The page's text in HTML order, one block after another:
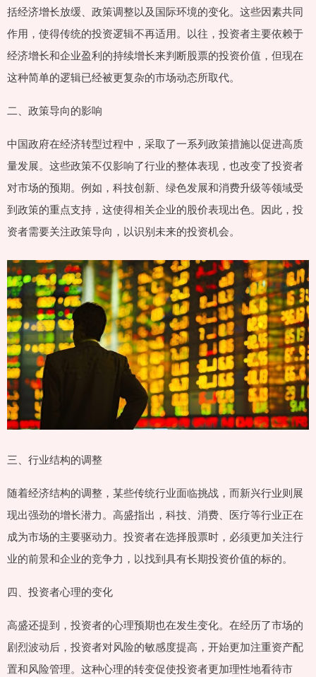
括经济增长放缓、政策调整以及国际环境的变化。这些因素共同
作用，使得传统的投资逻辑不再适用。以往，投资者主要依赖于
经济增长和企业盈利的持续增长来判断股票的投资价值，但现在
这种简单的逻辑已经被更复杂的市场动态所取代。
二、政策导向的影响
中国政府在经济转型过程中，采取了一系列政策措施以促进高质
量发展。这些政策不仅影响了行业的整体表现，也改变了投资者
对市场的预期。例如，科技创新、绿色发展和消费升级等领域受
到政策的重点支持，这使得相关企业的股价表现出色。因此，投
资者需要关注政策导向，以识别未来的投资机会。
三、行业结构的调整
随着经济结构的调整，某些传统行业面临挑战，而新兴行业则展
现出强劲的增长潜力。高盛指出，科技、消费、医疗等行业正在
成为市场的主要驱动力。投资者在选择股票时，必须更加关注行
业的前景和企业的竞争力，以找到具有长期投资价值的标的。
四、投资者心理的变化
高盛还提到，投资者的心理预期也在发生变化。在经历了市场的
剧烈波动后，投资者对风险的敏感度提高，开始更加注重资产配
置和风险管理。这种心理的转变促使投资者更加理性地看待市